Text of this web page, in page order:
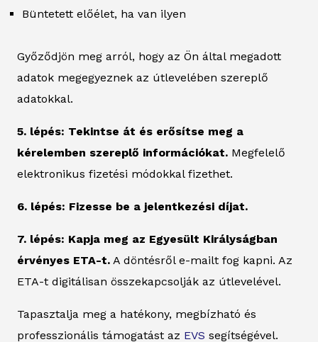
Büntetett előélet, ha van ilyen
Győződjön meg arról, hogy az Ön által megadott
adatok megegyeznek az útlevelében szereplő
adatokkal.
5. lépés: Tekintse át és erősítse meg a
kérelemben szereplő információkat. Megfelelő
elektronikus fizetési módokkal fizethet.
6. lépés: Fizesse be a jelentkezési díjat.
7. lépés: Kapja meg az Egyesült Királyságban
érvényes ETA-t. A döntésről e-mailt fog kapni. Az
ETA-t digitálisan összekapcsolják az útlevelével.
Tapasztalja meg a hatékony, megbízható és
professzionális támogatást az EVS segítségével.